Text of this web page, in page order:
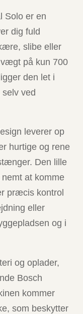
Solo er en
dig fuld
slibe eller
på kun 700
den let i
ved
leverer op
hurtige og rene
Den lille
at komme
præcis kontrol
eller
og i
og oplader,
Bosch
kommer
som beskytter